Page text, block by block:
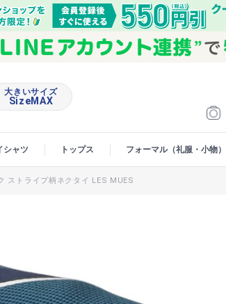
大きいサイズ
SizeMAX
シャツ トップス フォーマル（礼服・小物）
ストライプ柄ネクタイ LES MUES